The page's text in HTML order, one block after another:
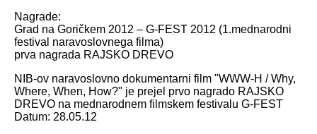
Nagrade:
Grad na Goričkem 2012 – G-FEST 2012 (1.mednarodni
festival naravoslovnega filma)
prva nagrada RAJSKO DREVO
NIB-ov naravoslovno dokumentarni film "WWW-H / Why,
Where, When, How?" je prejel prvo nagrado RAJSKO
DREVO na mednarodnem filmskem festivalu G-FEST
Datum: 28.05.12